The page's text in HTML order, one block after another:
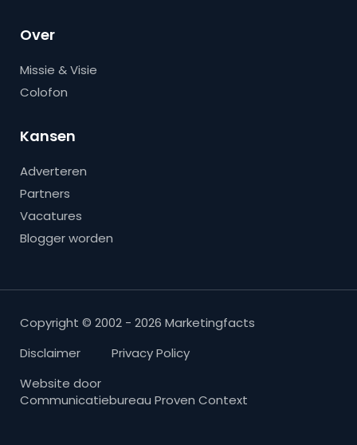
Over
Missie & Visie
Colofon
Kansen
Adverteren
Partners
Vacatures
Blogger worden
Copyright © 2002 - 2026 Marketingfacts
Disclaimer
Privacy Policy
Website door
Communicatiebureau Proven Context